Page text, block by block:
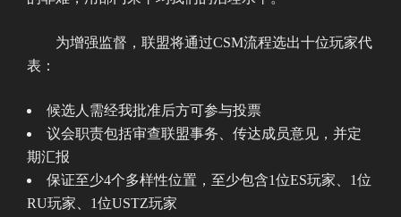
为增强监督，联盟将通过CSM流程选出十位玩家代
表：
候选人需经我批准后方可参与投票
议会职责包括审查联盟事务、传达成员意见，并定
期汇报
保证至少4个多样性位置，至少包含1位ES玩家、1位
RU玩家、1位USTZ玩家